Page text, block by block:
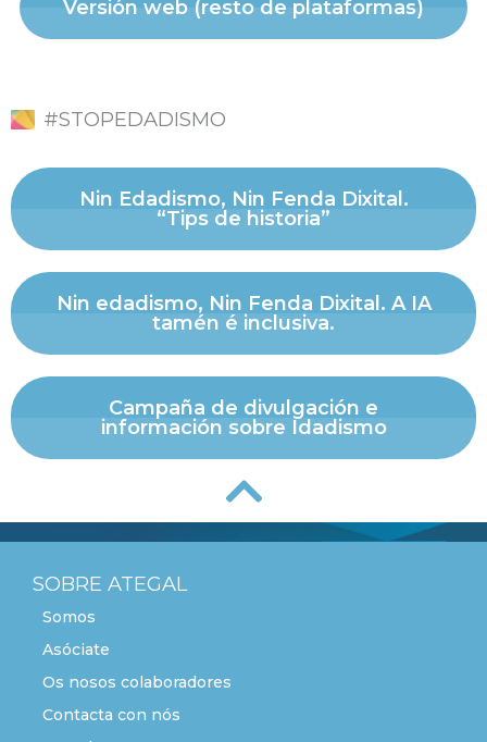
Versión web (resto de plataformas)
#STOPEDADISMO
Nin Edadismo, Nin Fenda Dixital.
“Tips de historia”
Nin edadismo, Nin Fenda Dixital. A IA
tamén é inclusiva.
Campaña de divulgación e
información sobre Idadismo
SOBRE ATEGAL
Somos
Asóciate
Os nosos colaboradores
Contacta con nós